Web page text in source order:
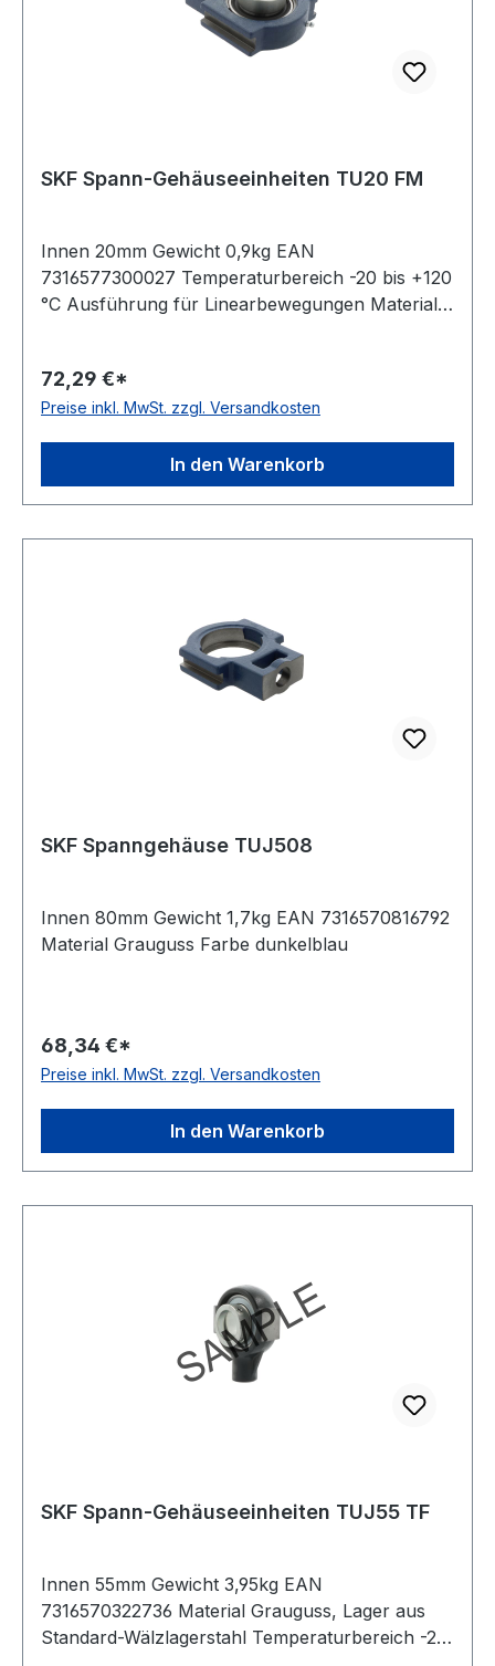
SKF Spann-Gehäuseeinheiten TU20 FM
Innen 20mm Gewicht 0,9kg EAN
7316577300027 Temperaturbereich -20 bis +120
°C Ausführung für Linearbewegungen Material
einfache Dichtung Farbe dunkelblau
72,29 €*
Preise inkl. MwSt. zzgl. Versandkosten
In den Warenkorb
SKF Spanngehäuse TUJ508
Innen 80mm Gewicht 1,7kg EAN 7316570816792
Material Grauguss Farbe dunkelblau
68,34 €*
Preise inkl. MwSt. zzgl. Versandkosten
In den Warenkorb
SKF Spann-Gehäuseeinheiten TUJ55 TF
Innen 55mm Gewicht 3,95kg EAN
7316570322736 Material Grauguss, Lager aus
Standard-Wälzlagerstahl Temperaturbereich -20